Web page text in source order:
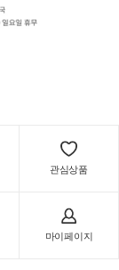
관심상품
마이페이지